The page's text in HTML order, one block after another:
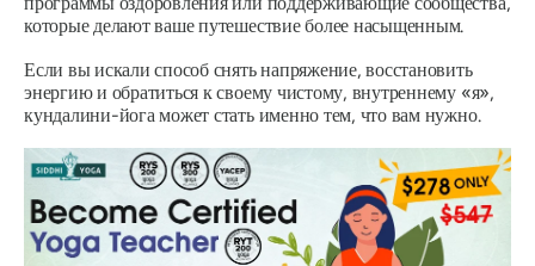
которые делают ваше путешествие более насыщенным.
Если вы искали способ снять напряжение, восстановить
энергию и обратиться к своему чистому, внутреннему «я»,
кундалини-йога может стать именно тем, что вам нужно.